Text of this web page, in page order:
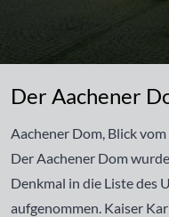
Der Aachener
Aachener Dom, Blick
Der Aachener Dom
Denkmal in die Liste des
aufgenommen. Kaiser